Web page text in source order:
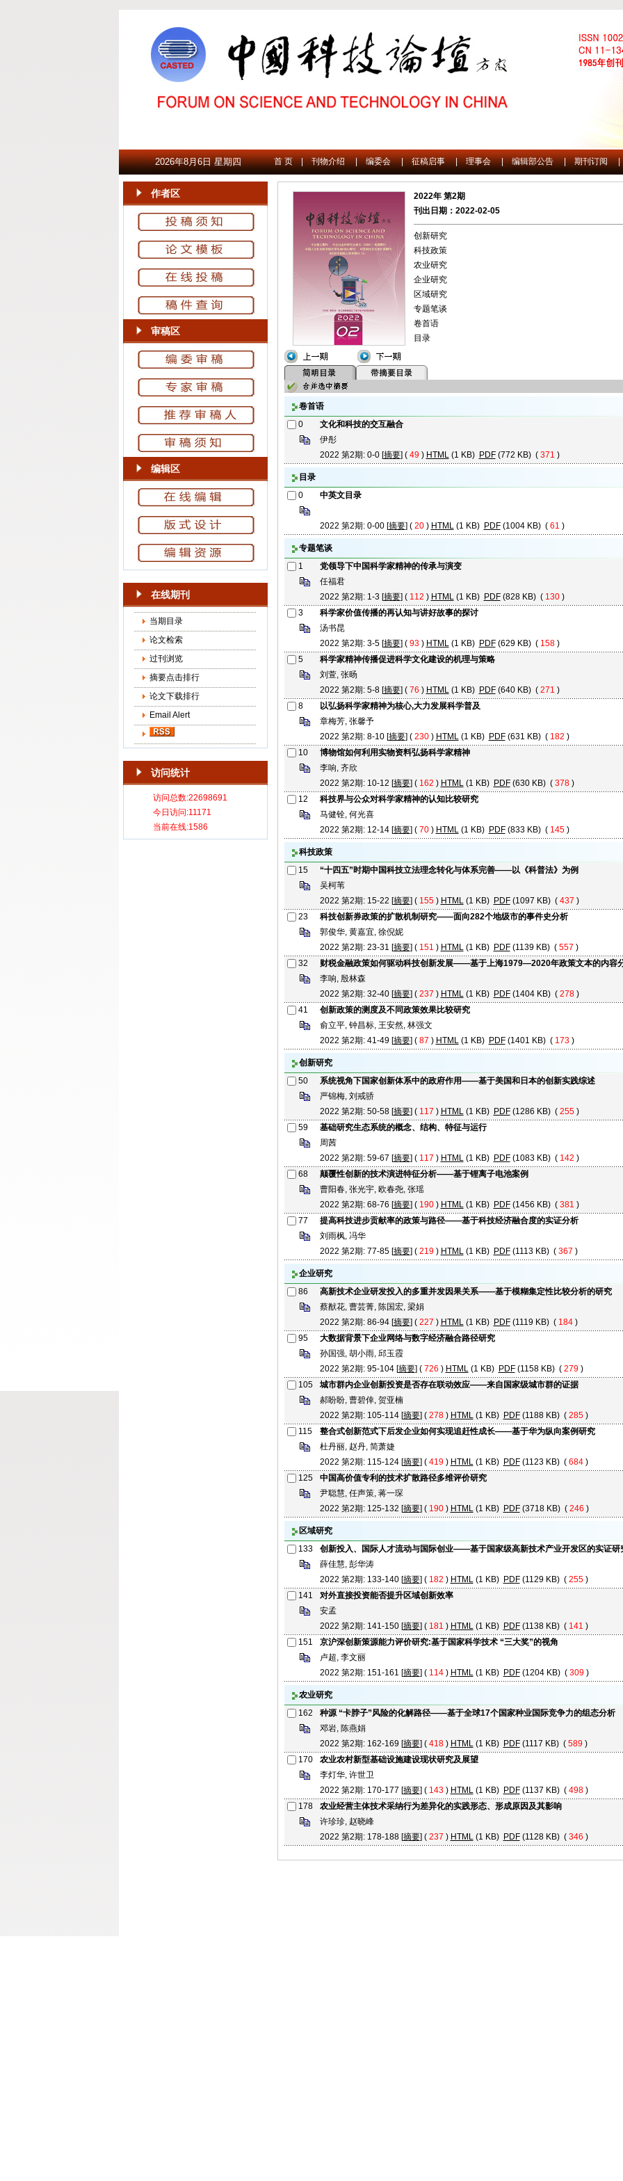
2026年8月6日 星期四 首 页 | 刊物介绍 | 编委会 | 征稿启事 | 理事会 | 编辑部公告 | 期刊订阅 |
作者区
审稿区
编辑区
在线期刊
当期目录
论文检索
过刊浏览
摘要点击排行
论文下载排行
Email Alert
访问统计
2022年 第2期
刊出日期：2022-02-05
创新研究
科技政策
农业研究
企业研究
区域研究
专题笔谈
卷首语
目录
卷首语
0
文化和科技的交互融合
伊彤
2022 第2期: 0-0 [摘要] (49 ) HTML(1 KB) PDF(772 KB) ( 371 )
目录
0
中英文目录
2022 第2期: 0-00 [摘要] (20) HTML(1 KB) PDF(1004 KB) ( 61 )
专题笔谈
1
党领导下中国科学家精神的传承与演变
任福君
2022 第2期: 1-3 [摘要] (112 ) HTML(1 KB) PDF(828 KB) ( 130 )
3
科学家价值传播的再认知与讲好故事的探讨
汤书昆
2022 第2期: 3-5 [摘要] (93) HTML(1 KB) PDF(629 KB) ( 158 )
5
科学家精神传播促进科学文化建设的机理与策略
刘萱, 张旸
2022 第2期: 5-8 [摘要] (76 ) HTML(1 KB) PDF(640 KB) ( 271 )
8
以弘扬科学家精神为核心,大力发展科学普及
章梅芳, 张馨予
2022 第2期: 8-10 [摘要] (230) HTML(1 KB) PDF(631 KB) ( 182 )
10
博物馆如何利用实物资料弘扬科学家精神
李响, 齐欣
2022 第2期: 10-12 [摘要] (162 ) HTML(1 KB) PDF(630 KB) ( 378 )
12
科技界与公众对科学家精神的认知比较研究
马健铨, 何光喜
2022 第2期: 12-14 [摘要] (70) HTML(1 KB) PDF(833 KB) ( 145 )
科技政策
15
“十四五”时期中国科技立法理念转化与体系完善——以《科普法》为例
吴柯苇
2022 第2期: 15-22 [摘要] (155) HTML(1 KB) PDF(1097 KB) ( 437 )
23
科技创新券政策的扩散机制研究——面向282个地级市的事件史分析
郭俊华, 黄嘉宜, 徐倪妮
2022 第2期: 23-31 [摘要] (151 ) HTML(1 KB) PDF(1139 KB) ( 557 )
32
财税金融政策如何驱动科技创新发展——基于上海1979—2020年政策文本的内容
李响, 殷林森
2022 第2期: 32-40 [摘要] (237 ) HTML(1 KB) PDF(1404 KB) ( 278 )
41
创新政策的测度及不同政策效果比较研究
俞立平, 钟昌标, 王安然, 林强文
2022 第2期: 41-49 [摘要] (87 ) HTML(1 KB) PDF(1401 KB) ( 173 )
创新研究
50
系统视角下国家创新体系中的政府作用——基于美国和日本的创新实践综述
严锦梅, 刘戒骄
2022 第2期: 50-58 [摘要] (117 ) HTML(1 KB) PDF(1286 KB) ( 255 )
59
基础研究生态系统的概念、结构、特征与运行
周茜
2022 第2期: 59-67 [摘要] (117 ) HTML(1 KB) PDF(1083 KB) ( 142 )
68
颠覆性创新的技术演进特征分析——基于锂离子电池案例
曹阳春, 张光宇, 欧春尧, 张瑶
2022 第2期: 68-76 [摘要] (190) HTML(1 KB) PDF(1456 KB) ( 381 )
77
提高科技进步贡献率的政策与路径——基于科技经济融合度的实证分析
刘雨枫, 冯华
2022 第2期: 77-85 [摘要] (219) HTML(1 KB) PDF(1113 KB) ( 367 )
企业研究
86
高新技术企业研发投入的多重并发因果关系——基于模糊集定性比较分析的研究
蔡猷花, 曹芸菁, 陈国宏, 梁娟
2022 第2期: 86-94 [摘要] (227 ) HTML(1 KB) PDF(1119 KB) ( 184 )
95
大数据背景下企业网络与数字经济融合路径研究
孙国强, 胡小雨, 邱玉霞
2022 第2期: 95-104 [摘要] (726 ) HTML(1 KB) PDF(1158 KB) ( 279 )
105
城市群内企业创新投资是否存在联动效应——来自国家级城市群的证据
郝盼盼, 曹碧倖, 贺亚楠
2022 第2期: 105-114 [摘要] (278) HTML(1 KB) PDF(1188 KB) ( 285 )
115
整合式创新范式下后发企业如何实现追赶性成长——基于华为纵向案例研究
杜丹丽, 赵丹, 简萧婕
2022 第2期: 115-124 [摘要] (419) HTML(1 KB) PDF(1123 KB) ( 684 )
125
中国高价值专利的技术扩散路径多维评价研究
尹聪慧, 任声策, 蒋一琛
2022 第2期: 125-132 [摘要] (190) HTML(1 KB) PDF(3718 KB) ( 246 )
区域研究
133
创新投入、国际人才流动与国际创业——基于国家级高新技术产业开发区的实证研
薛佳慧, 彭华涛
2022 第2期: 133-140 [摘要] (182 ) HTML(1 KB) PDF(1129 KB) ( 255 )
141
对外直接投资能否提升区域创新效率
安孟
2022 第2期: 141-150 [摘要] (181 ) HTML(1 KB) PDF(1138 KB) ( 141 )
151
京沪深创新策源能力评价研究:基于国家科学技术 “三大奖”的视角
卢超, 李文丽
2022 第2期: 151-161 [摘要] (114) HTML(1 KB) PDF(1204 KB) ( 309 )
农业研究
162
种源 “卡脖子”风险的化解路径——基于全球17个国家种业国际竞争力的组态分析
邓岩, 陈燕娟
2022 第2期: 162-169 [摘要] (418) HTML(1 KB) PDF(1117 KB) ( 589 )
170
农业农村新型基础设施建设现状研究及展望
李灯华, 许世卫
2022 第2期: 170-177 [摘要] (143) HTML(1 KB) PDF(1137 KB) ( 498 )
178
农业经营主体技术采纳行为差异化的实践形态、形成原因及其影响
许珍珍, 赵晓峰
2022 第2期: 178-188 [摘要] (237 ) HTML(1 KB) PDF(1128 KB) ( 346 )